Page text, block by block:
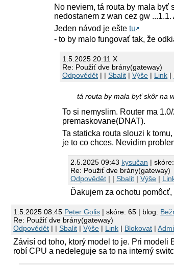
No neviem, tá routa by mala byť
nedostanem z wan cez gw
Jeden návod je eštetu
- to by malo fungovať tak, že
1.5.2025 20:11 X
Re: Použiť dve brány(gateway)
Odpovědět | |Sbalit |Výše | Link |
tá routa by mala byť skôr na
To si nemyslim. Router ma
premaskovane(DNAT).
Ta staticka routa slouzi k
je to co chces. Nevidim
2.5.2025 09:43 kysučan |
Re: Použiť dve brány(gateway)
Odpovědět | |Sbalit |Výše |
Ďakujem za ochotu
1.5.2025 08:45 Peter Golis | skóre: 65 | blog:
Re: Použiť dve brány(gateway)
Odpovědět | |Sbalit |Výše | Link | Blokovat |
Závisí od toho, ktorý model to je. Pri modeli
robí CPU a nedeleguje sa to na interný